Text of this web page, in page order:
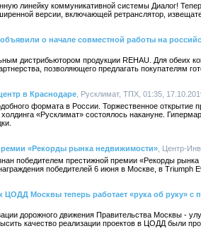
линейку коммуникативной системы Диалог!
версии, включающей ретранслятор,
о начале совместной работы на
дистрибьютором продукции REHAU. Для обеих
позволяющего предлагать покупателям
в Краснодаре , Русклимат, ТПХ, 01:35,
формата в России. Торжественное открытие
«Русклимат» состоялось накануне.
«Рекорды рынка недвижимости» , Центр-
победителем престижной премии «Рекорды
победителей 6 июня в Москве, в Triumph
ЦОДД Москвы теперь работает «рука об руку» с
дорожного движения Правительства Москвы -
качество реализации проектов в ЦОДД были